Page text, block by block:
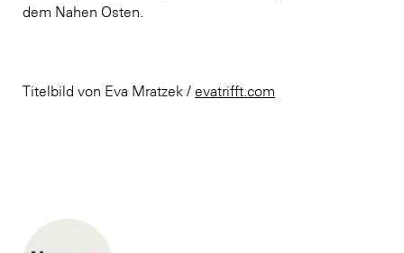
dem Nahen Osten.
Titelbild von Eva Mratzek / evatrifft.com